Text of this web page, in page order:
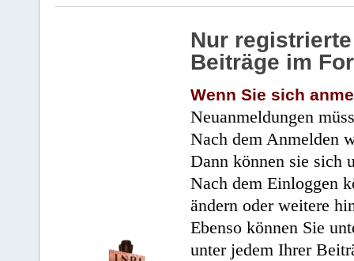
Nur
Beiträge im
Wenn Sie sich
Neuanmeldungen
Nach dem Anmelden
Dann können sie sich
Nach dem Einloggen
ändern oder weitere
Ebenso können Sie
unter jedem Ihrer